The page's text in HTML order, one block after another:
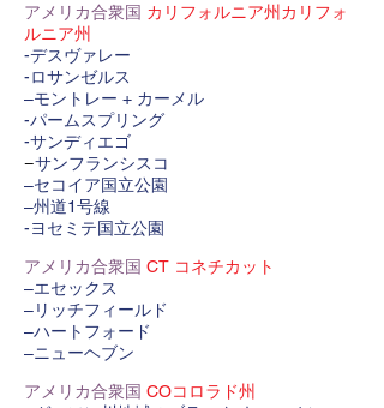
アメリカ合衆国 カリフォルニア州カリフォ
ルニア州
-デスヴァレー
-ロサンゼルス
–モントレー + カーメル
-パームスプリング
-サンディエゴ
–サンフランシスコ
–セコイア国立公園
–州道1号線
-ヨセミテ国立公園
アメリカ合衆国 CT コネチカット
–エセックス
–リッチフィールド
–ハートフォード
–ニューヘブン
アメリカ合衆国 COコロラド州